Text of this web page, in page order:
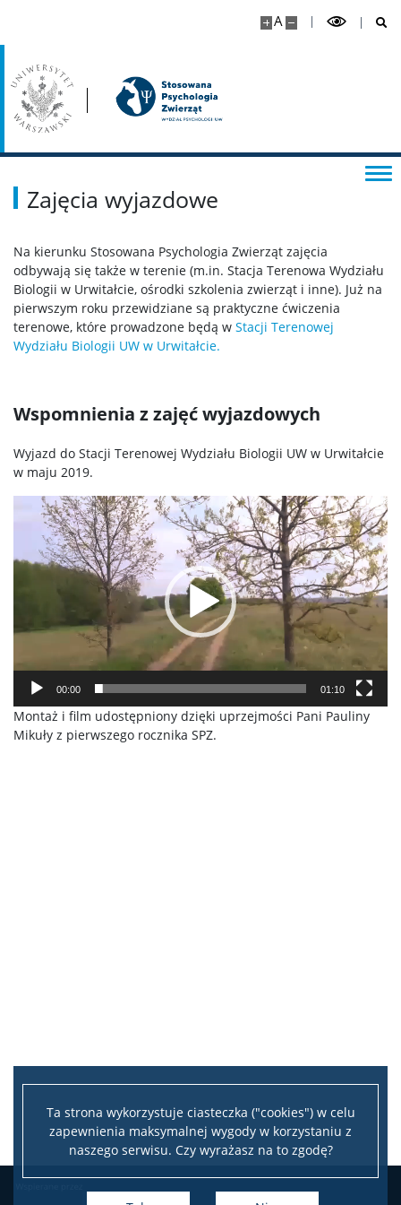
Ta strona wykorzystuje ciasteczka ("cookies") w celu
zapewnienia maksymalnej wygody w korzystaniu z
naszego serwisu. Czy wyrażasz na to zgodę?
A
Zajęcia wyjazdowe
Zajęcia wyjazdowe
Na kierunku Stosowana Psychologia Zwierząt zajęcia
odbywają się także w terenie (m.in. Stacja Terenowa Wydziału
Biologii w Urwitałcie, ośrodki szkolenia zwierząt i inne). Już na
pierwszym roku przewidziane są praktyczne ćwiczenia
terenowe, które prowadzone będą w Stacji Terenowej
Wydziału Biologii UW w Urwitałcie.
Wspomnienia z zajęć wyjazdowych
Wyjazd do Stacji Terenowej Wydziału Biologii UW w Urwitałcie
w maju 2019.
Odtwarzacz
video
00:00 01:10
Montaż i film udostępniony dzięki uprzejmości Pani Pauliny
Mikuły z pierwszego rocznika SPZ.